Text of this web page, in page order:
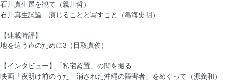
石川真生展を観て（親川哲）
石川真生試論 演じることと写すこと（亀海史明）
【連載時評】
地を這う声のために3（目取真俊）
【インタビュー】「私宅監置」の闇を撮る
映画「夜明け前のうた 消された沖縄の障害者」をめぐって（源義和）